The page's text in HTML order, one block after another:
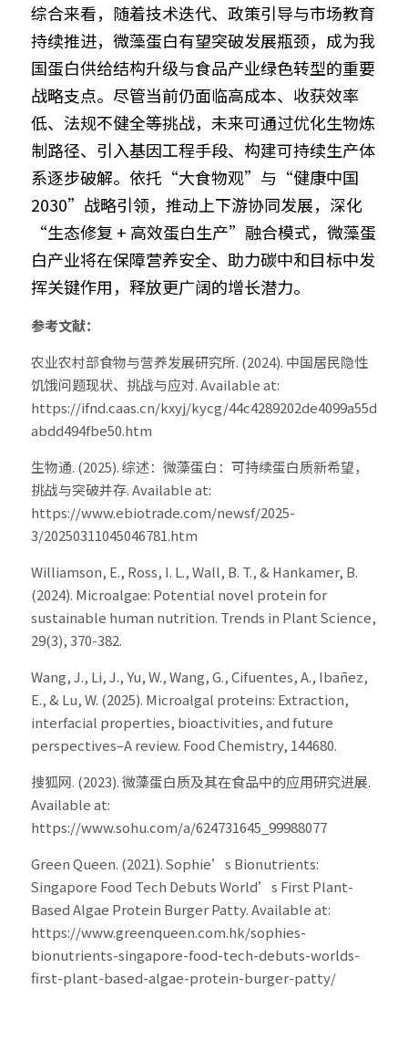
综合来看，随着技术迭代、政策引导与市场教育
持续推进，微藻蛋白有望突破发展瓶颈，成为我
国蛋白供给结构升级与食品产业绿色转型的重要
战略支点。尽管当前仍面临高成本、收获效率
低、法规不健全等挑战，未来可通过优化生物炼
制路径、引入基因工程手段、构建可持续生产体
系逐步破解。依托“大食物观”与“健康中国
2030”战略引领，推动上下游协同发展，深化
“生态修复 + 高效蛋白生产”融合模式，微藻蛋
白产业将在保障营养安全、助力碳中和目标中发
挥关键作用，释放更广阔的增长潜力。
参考文献：
农业农村部食物与营养发展研究所. (2024). 中国居民隐性
饥饿问题现状、挑战与应对. Available at:
https://ifnd.caas.cn/kxyj/kycg/44c4289202de4099a55d
abdd494fbe50.htm
生物通. (2025). 综述：微藻蛋白：可持续蛋白质新希望，
挑战与突破并存. Available at:
https://www.ebiotrade.com/newsf/2025-
3/20250311045046781.htm
Williamson, E., Ross, I. L., Wall, B. T., & Hankamer, B.
(2024). Microalgae: Potential novel protein for
sustainable human nutrition. Trends in Plant Science,
29(3), 370-382.
Wang, J., Li, J., Yu, W., Wang, G., Cifuentes, A., Ibañez,
E., & Lu, W. (2025). Microalgal proteins: Extraction,
interfacial properties, bioactivities, and future
perspectives–A review. Food Chemistry, 144680.
搜狐网. (2023). 微藻蛋白质及其在食品中的应用研究进展.
Available at:
https://www.sohu.com/a/624731645_99988077
Green Queen. (2021). Sophie’s Bionutrients:
Singapore Food Tech Debuts World’s First Plant-
Based Algae Protein Burger Patty. Available at:
https://www.greenqueen.com.hk/sophies-
bionutrients-singapore-food-tech-debuts-worlds-
first-plant-based-algae-protein-burger-patty/